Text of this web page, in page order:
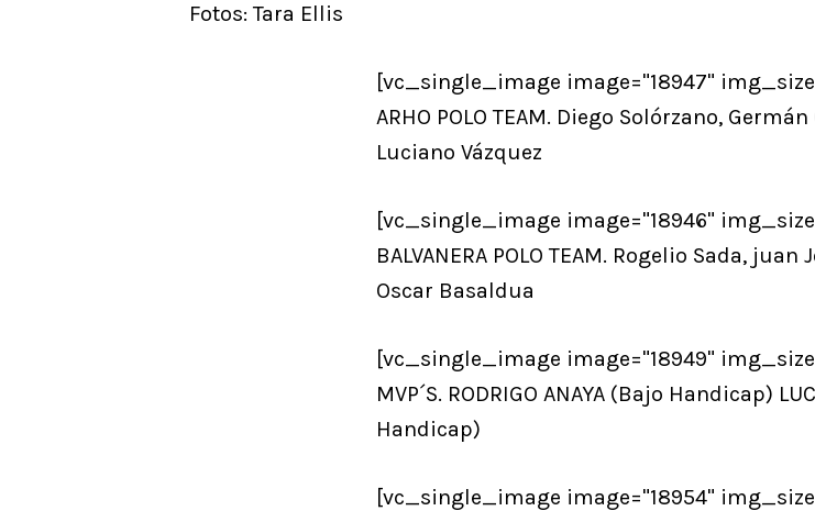
Fotos: Tara Ellis
[vc_single_image image="18947"
ARHO POLO TEAM. Diego Solórzano,
Luciano Vázquez
[vc_single_image image="18946"
BALVANERA POLO TEAM. Rogelio Sada,
Oscar Basaldua
[vc_single_image image="18949"
MVP´S. RODRIGO ANAYA (Bajo Handicap)
Handicap)
[vc_single_image image="18954"